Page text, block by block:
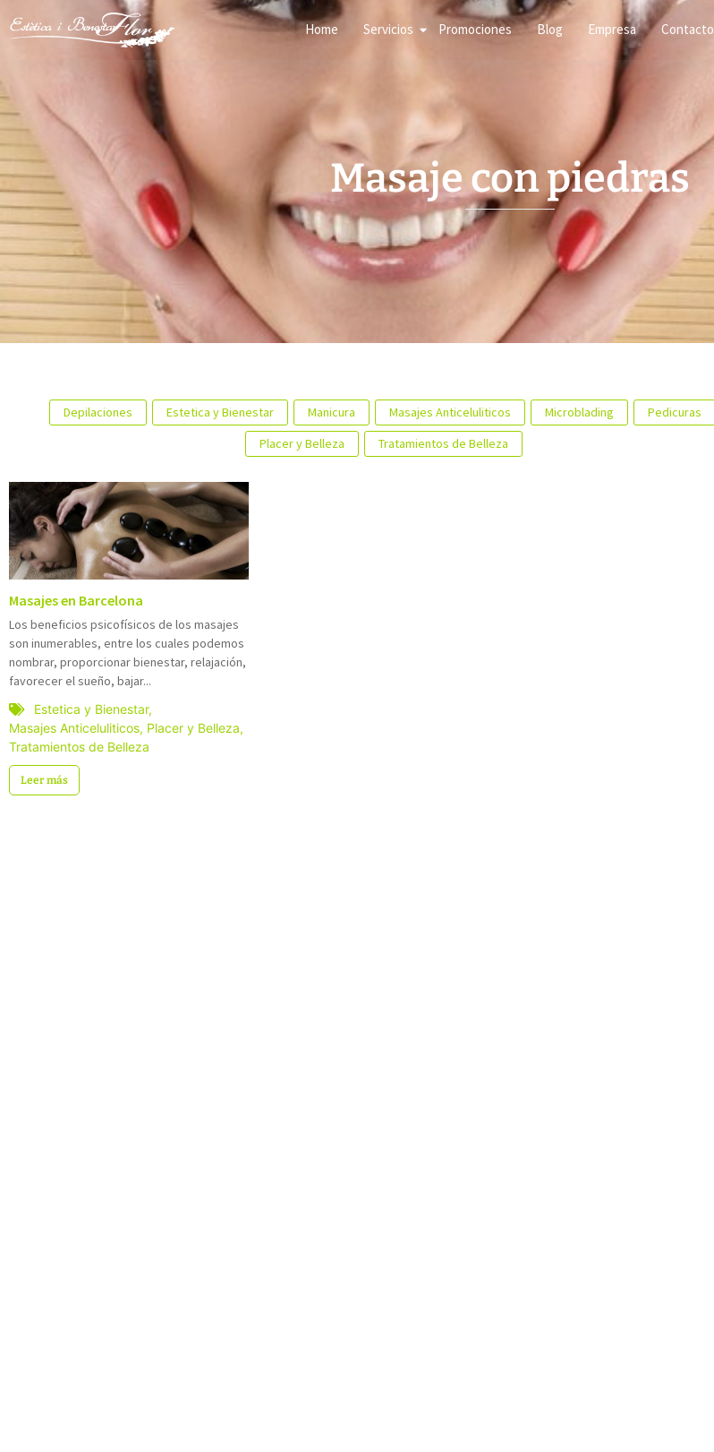
Home Servicios Promociones Blog Empresa Contacto
Masaje con piedras
Depilaciones Estetica y Bienestar Manicura Masajes Anticeluliticos Microblading
Pedicuras
Placer y Belleza
Tratamientos de Belleza
Masajes en Barcelona
Los beneficios psicofísicos de los masajes
son inumerables, entre los cuales podemos
nombrar, proporcionar bienestar, relajación,
favorecer el sueño, bajar...
Estetica y Bienestar,
Masajes Anticeluliticos, Placer y Belleza,
Tratamientos de Belleza
Leer más